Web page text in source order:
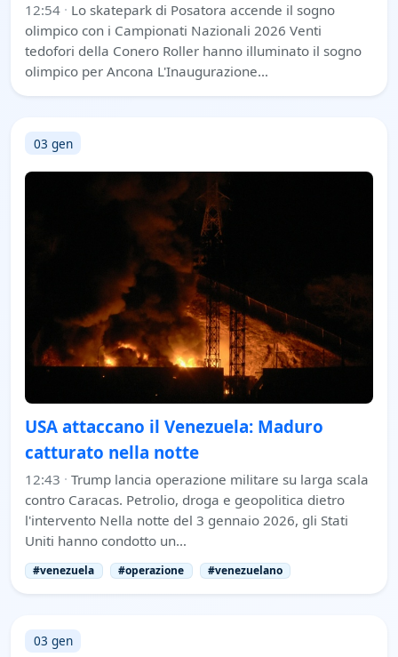
12:54 · Lo skatepark di Posatora accende il sogno
olimpico con i Campionati Nazionali 2026 Venti
tedofori della Conero Roller hanno illuminato il sogno
olimpico per Ancona L'Inaugurazione…
03 gen
USA attaccano il Venezuela: Maduro
catturato nella notte
12:43 · Trump lancia operazione militare su larga scala
contro Caracas. Petrolio, droga e geopolitica dietro
l'intervento Nella notte del 3 gennaio 2026, gli Stati
Uniti hanno condotto un…
#venezuela #operazione #venezuelano
03 gen